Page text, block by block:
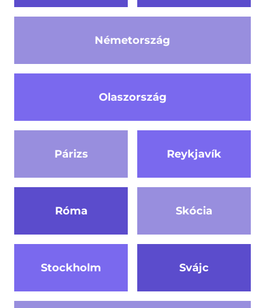
Németország
Olaszország
Párizs Reykjavík
Róma Skócia
Stockholm Svájc